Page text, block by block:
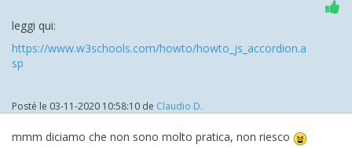
leggi qui:
https://www.w3schools.com/howto/howto_js_accordion.a
sp
Posté le 03-11-2020 10:58:10 de Claudio D.
mmm diciamo che non sono molto pratica, non riesco